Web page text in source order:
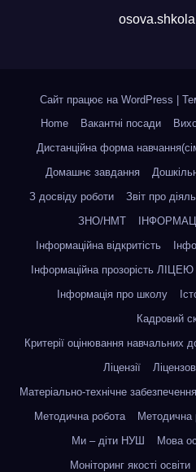
Сайт працює на WordPress
Home
Вакантні посади
Дистанційна форма
Домашнє завдання
З досвіду роботи
Звіт про
ЗНО/НМТ
Інформаційна відкритість
Інформаційна прозорість ЛІЦЕЮ
Інформація про школу
Кадровий
Критерії оцінювання навчальних
Ліцензії
Матеріально-технічне
Методична робота
Методична
Ми – діти НУШ
Мова
Моніторинг якості освіти